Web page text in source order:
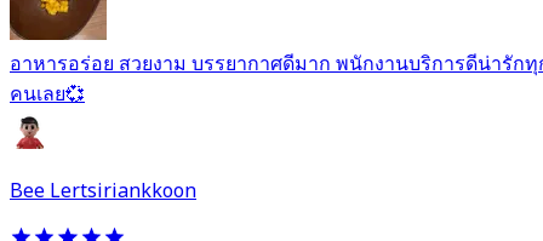
อาหารอร่อย สวยงาม บรรยากาศดีมาก พนักงานบริการดีน่ารัก
คนเลย💞
Bee Lertsiriankkoon